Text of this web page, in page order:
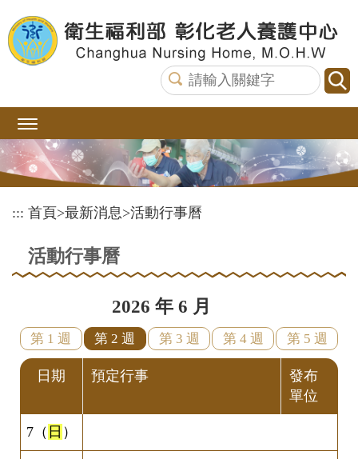
到
主
::: 首頁>最新消息>活動行事曆
活動行事曆
2026 年 6 月
第 1 週 第 2 週 第 3 週 第 4 週 第 5 週
日期 預定行事
發布
單位
7（ 日 ）